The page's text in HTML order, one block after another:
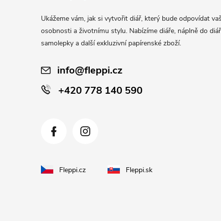
Ukážeme vám, jak si vytvořit diář, který bude odpovídat
osobnosti a životnímu stylu. Nabízíme diáře, náplně do
samolepky a další exkluzivní papírenské zboží.
info@fleppi.cz
+420 778 140 590
Fleppi.cz Fleppi.sk